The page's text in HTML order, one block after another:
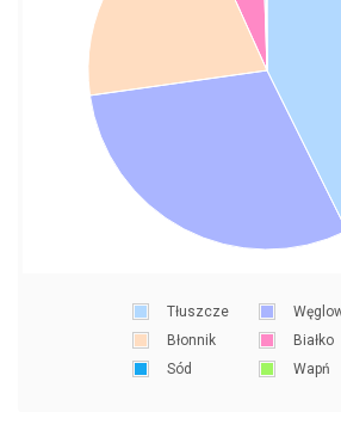
Tłuszcze
Błonnik
Białko
Sód
Wapń